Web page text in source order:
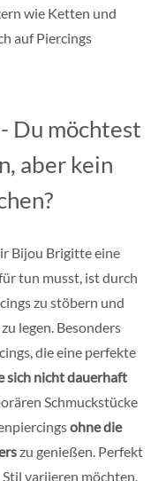
wie Ketten und
auf Piercings
Du möchtest
aber kein
Bijou Brigitte eine
tun musst, ist durch
zu stöbern und
legen. Besonders
die eine perfekte
sich nicht dauerhaft
Schmuckstücke
ohne die
zu genießen. Perfekt
variieren möchten,